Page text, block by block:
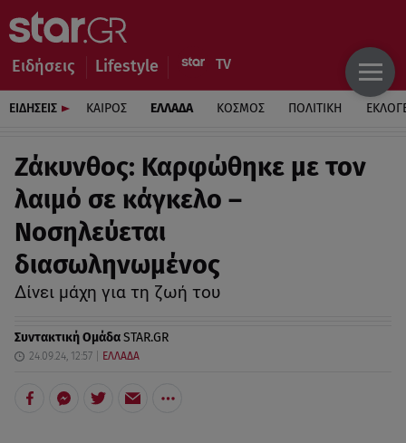
Ειδήσεις Lifestyle
ΕΙΔΗΣΕΙΣ ΚΑΙΡΟΣ ΕΛΛΑΔΑ ΚΟΣΜΟΣ ΠΟΛΙΤΙΚΗ
Ζάκυνθος: Καρφώθηκε με τον
λαιμό σε κάγκελο –
Νοσηλεύεται
διασωληνωμένος
Δίνει μάχη για τη ζωή του
Συντακτική ΟμάδαSTAR.GR
24.09.24, 12:57 ΕΛΛΑΔΑ